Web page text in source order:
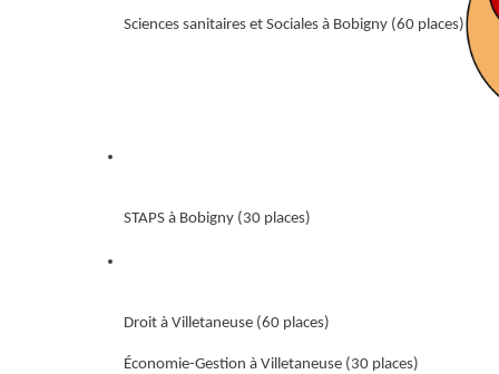
Sciences sanitaires et Sociales à Bobigny (60 places)
STAPS à Bobigny (30 places)
Droit à Villetaneuse (60 places)
Économie-Gestion à Villetaneuse (30 places)